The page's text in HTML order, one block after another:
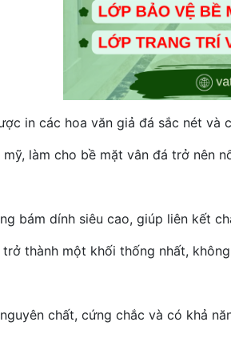
in các hoa văn giả đá sắc nét và
làm cho bề mặt vân đá trở nên
bám dính siêu cao, giúp liên kết
thành một khối thống nhất,
chất, cứng chắc và có khả